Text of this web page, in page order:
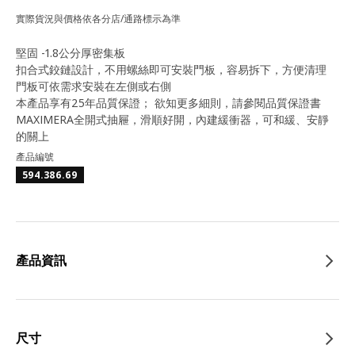
實際貨況與價格依各分店/通路標示為準
堅固 -1.8公分厚密集板
扣合式鉸鏈設計，不用螺絲即可安裝門板，容易拆下，方便清理
門板可依需求安裝在左側或右側
本產品享有25年品質保證； 欲知更多細則，請參閱品質保證書
MAXIMERA全開式抽屜，滑順好開，內建緩衝器，可和緩、安靜
的關上
產品編號
594.386.69
產品資訊
尺寸